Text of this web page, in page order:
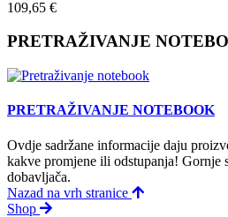
109,65 €
PRETRAŽIVANJE
PRETRAŽIVANJE NOTEBOOK
Ovdje sadržane informacije daju
kakve promjene ili odstupanja! Gornje
dobavljača.
Nazad na vrh stranice
Shop